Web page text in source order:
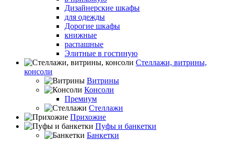
Дизайнерские шкафы
для одежды
Дорогие шкафы
книжные
распашные
Элитные в гостиную
Стеллажи, витрины,
консоли
Витрины
Консоли
Премиум
Стеллажи
Прихожие
Пуфы и банкетки
Банкетки